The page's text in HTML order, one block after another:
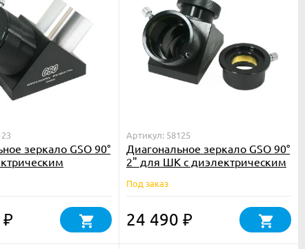
зеркало GSO 90°
₽
Артикул: 58125
Диагональное зеркало GSO 90°
2" для ШК с диэлектрическим
Под заказ
24 490 ₽